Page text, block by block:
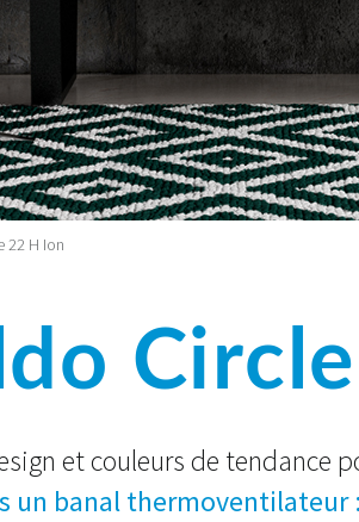
22 H Ion
et couleurs de tendance
un banal thermoventilateur :